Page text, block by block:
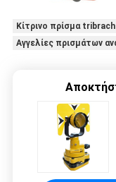
Κίτρινο πρίσμα tribrach
Αγγελίες πρισμάτων